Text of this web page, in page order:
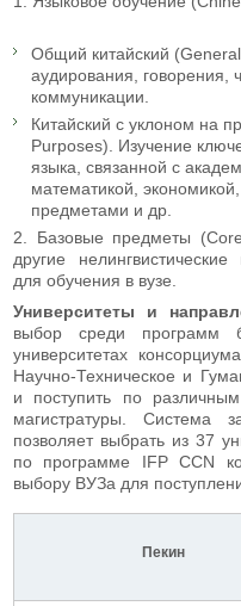
Общий китайский
аудирования, говорения,
коммуникации.
Китайский с уклоном на
Purposes). Изучение
языка, связанной с
математикой,
предметами и др.
2. Базовые предметы
другие
для обучения в вузе.
Университеты и
выбор среди программ
университетах
Научно-Техническое и
и поступить по
магистратуры. Система
позволяет выбрать из 37
по программе IFP CCN
выбору ВУЗа для
Пекин